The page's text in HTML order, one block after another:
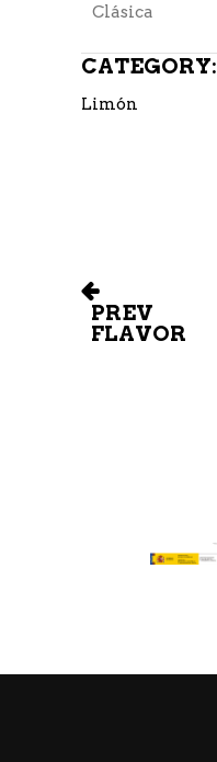
Clásica
CATEGORY:
Limón
PREV
FLAVOR